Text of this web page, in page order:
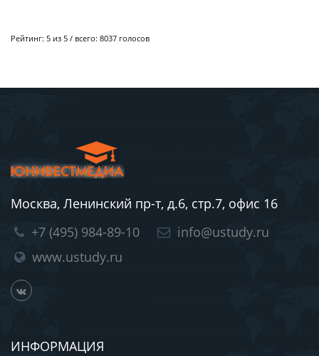
Рейтинг: 5 из 5 / всего: 8037 голосов
Москва, Ленинский пр-т, д.6, стр.7, офис 16
+7 (495) 984-89-10
info@ustudy.ru
www.ustudy.ru
ИНФОРМАЦИЯ